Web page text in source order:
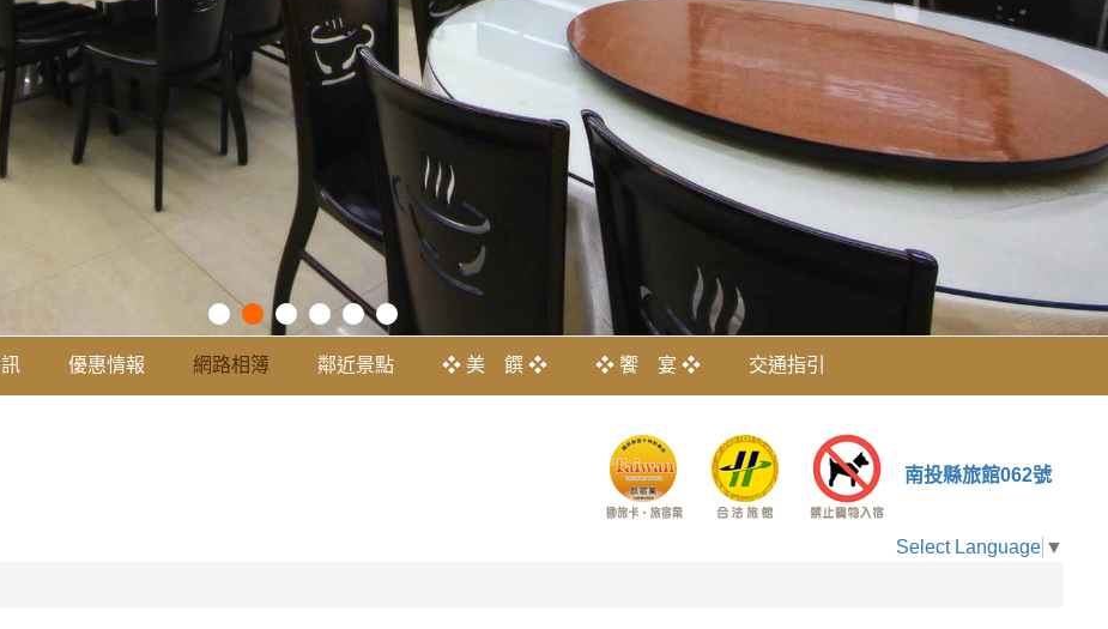
優惠情報 網路相簿 鄰近景點 ❖ 美 饌 ❖ ❖ 饗 宴 ❖ 交通指引
南投縣旅館062號
Select Language ▼